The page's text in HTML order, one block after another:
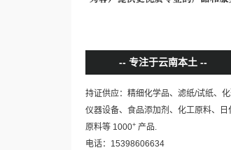
专注于云南本土
持证供应：精细化学品、滤纸/试纸、
仪器设备、食品添加剂、化工原料、日
原料等 1000+ 产品.
电话：15398606634